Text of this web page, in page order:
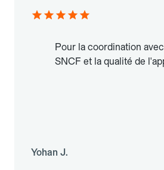
Pour la coordination
SNCF et la qualité de
Yohan J.